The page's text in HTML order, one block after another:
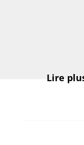
Lire